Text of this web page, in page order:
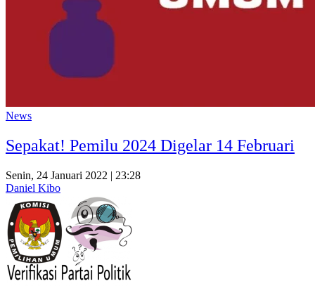
News
Sepakat! Pemilu 2024 Digelar 14 Februari
Senin, 24 Januari 2022 | 23:28
Daniel Kibo